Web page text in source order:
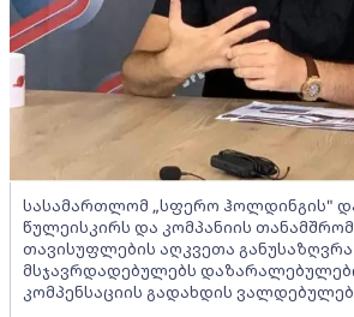
სასამართლომ „სფერო ჰოლდინგის"
წულეისკირს და კომპანიის
თავისუფლების აღკვეთა განუსაზღვრა
მსჯავრდადებულებს
კომპენსაციის გადახდის